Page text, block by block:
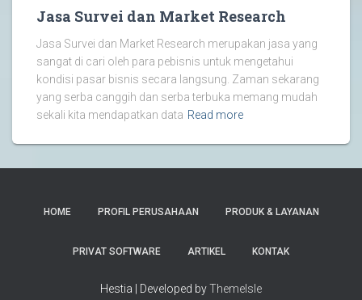
Jasa Survei dan Market Research
Jasa Survei dan Market Research merupakan jasa yang
sangat di cari oleh para pebisnis untuk mengetahui
kondisi pasar bisnis secara langsung. Zaman sekarang
yang serba canggih dan serba terbuka memang mudah
sekali kita mendapatkan data Read more
HOME PROFIL PERUSAHAAN PRODUK & LAYANAN
PRIVAT SOFTWARE ARTIKEL KONTAK
Hestia | Developed byThemeIsle